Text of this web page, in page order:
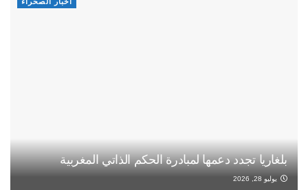
بلغاريا تجدد دعمها لمبادرة الحكم الذاتي المغربية
يوليو 28, 2026